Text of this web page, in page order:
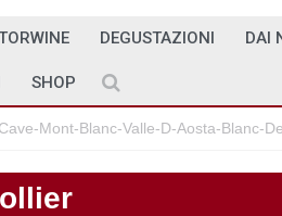
DEGUSTAZIONI DAI
SHOP
Cave-Mont-Blanc-Valle-D-Aosta-Blanc-